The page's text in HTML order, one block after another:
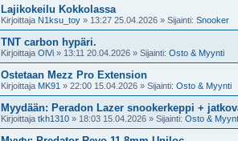
Lajikokeilu Kokkolassa
Kirjoittaja N1ksu_toy » 13:27 25.04.2026 » Sijainti: Snooker
TNT carbon hypäri.
Kirjoittaja OlVi » 13:11 20.04.2026 » Sijainti: Osto & Myynti
Ostetaan Mezz Pro Extension
Kirjoittaja MK91 » 22:00 15.04.2026 » Sijainti: Osto & Myynti
Myydään: Peradon Lazer snookerkeppi +
Kirjoittaja tkh1310 » 18:03 15.04.2026 » Sijainti: Osto &